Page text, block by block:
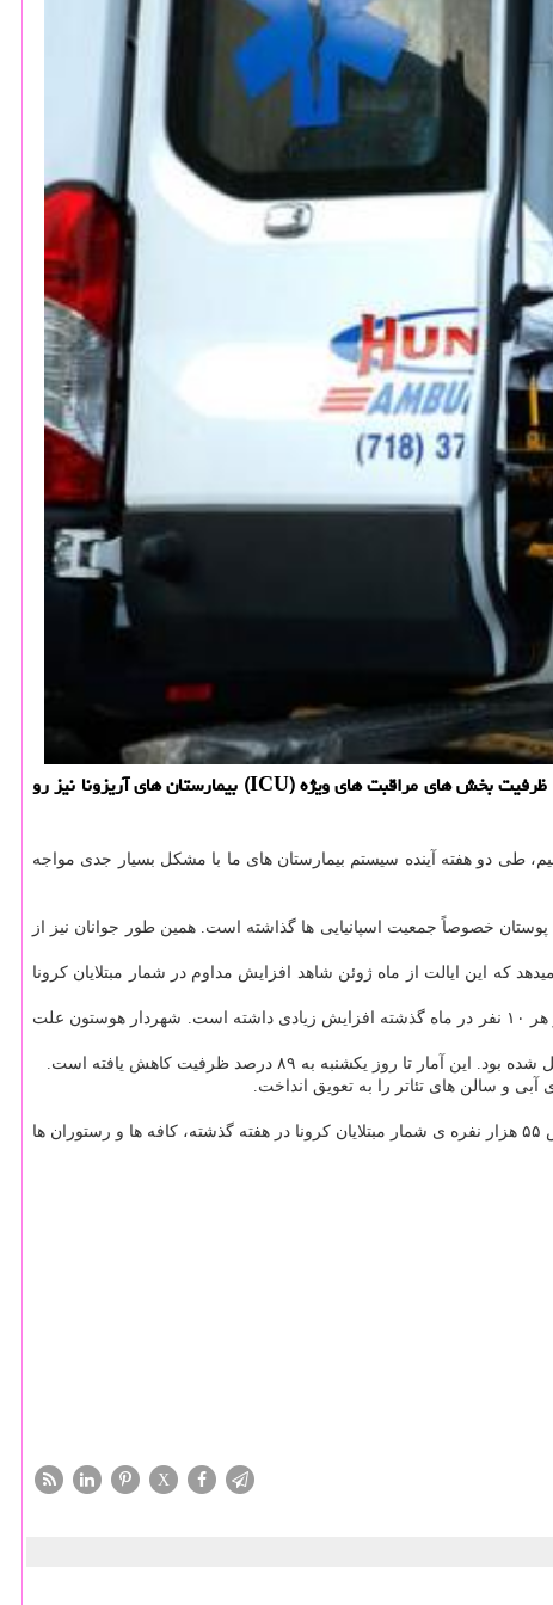
خاتون یار: شهردار هوستون اخیرا هشدار داده كه ظرفیت سیستم بیمارستانی این شهر در تگزاس از بیماران كرونایی پر شده و این در حالیست كه ظرفیت بخش های مراقبت های ویژه (ICU) بیمارستان های آریزونا نیز رو
طی دو هفته آینده سیستم بیمارستان های ما با مشکل بسیار جدی مواجه
خصوصاً جمعیت اسپانیایی ها گذاشته است. همین طور جوانان نیز از
که این ایالت از ماه ژوئن شاهد افزایش مداوم در شمار مبتلایان کرونا
بگفته ترنر، تست کرونای یک نفر از هر چهار نفری که مورد آزمایش کرونا قرار می گیرند در هوستون مثبت اعلام می شود که در مقایسه با یک نفر از هر ۱۰ نفر در ماه گذشته افزایش زیادی داشته است. شهردار هوستون علت
بنا بر گزارش اسپوتنیک، دیگر ایالات آمریکا نیز بازگشایی های قرار گرفته در دستور کار را متوقف کرده اند. برای مثال فرماندار کالیفرنیا بعد از افزایش ۵۵ هزار نفره ی شمار مبتلایان کرونا در هفته گذشته، کافه ها و رستوران ها
X